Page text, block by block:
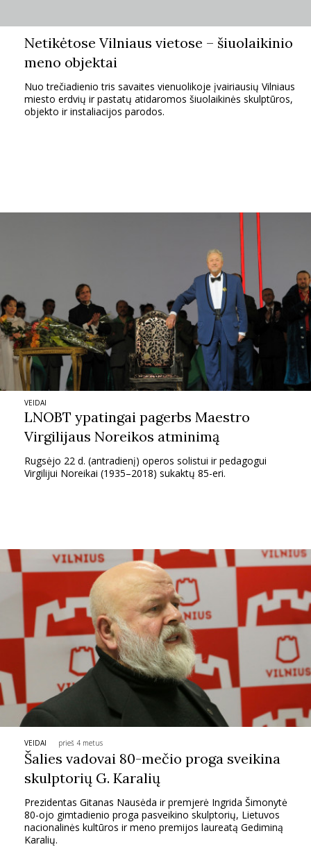
VAIKAI
PRIVATUMO POLITIKA
PRENUMERUOK
NAUJIENLAIŠKĮ
Prenumeruodami portalą,
Jūs sutinkate su
taisyklėmis
Netikėtose Vilniaus vietose – šiuolaikinio
meno objektai
Nuo trečiadienio tris savaites vienuolikoje įvairiausių Vilniaus
miesto erdvių ir pastatų atidaromos šiuolaikinės skulptūros,
objekto ir instaliacijos parodos.
VEIDAI
LNOBT ypatingai pagerbs Maestro
Virgilijaus Noreikos atminimą
Rugsėjo 22 d. (antradienį) operos solistui ir pedagogui
Virgilijui Noreikai (1935–2018) sukaktų 85-eri.
VEIDAI prieš 4 metus
Šalies vadovai 80-mečio proga sveikina
skulptorių G. Karalių
Prezidentas Gitanas Nausėda ir premjerė Ingrida Šimonytė
80-ojo gimtadienio proga pasveikino skulptorių, Lietuvos
nacionalinės kultūros ir meno premijos laureatą Gediminą
Karalių.